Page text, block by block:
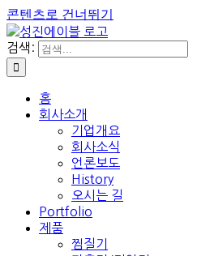
콘텐츠로 건너뛰기
검색:
홈
회사소개
기업개요
회사소식
언론보도
History
오시는 길
Portfolio
제품
찜질기